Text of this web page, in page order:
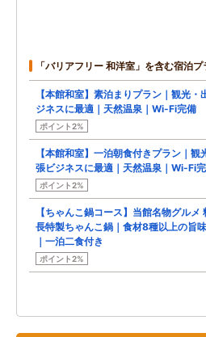
「バリアフリー 和洋室」を含む宿泊プ
【本館和室】素泊まりプラン｜観光・
ジネスに最適｜天然温泉｜Wi-Fi完備
ポイント2%
【本館和室】一泊朝食付きプラン｜観
張ビジネスに最適｜天然温泉｜Wi-Fi
ポイント2%
【ちゃんこ鍋コース】当館名物グルメ
長特製ちゃんこ鍋｜食材8種以上の旨
｜一泊二食付き
ポイント2%